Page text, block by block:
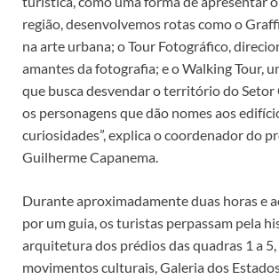
região, desenvolvemos rotas como o
na arte urbana; o Tour Fotográfico,
amantes da fotografia; e o Walking Tour,
que busca desvendar o território do Setor
os personagens que dão nomes aos
curiosidades”, explica o coordenador do
Guilherme Capanema.
Durante aproximadamente duas horas e
por um guia, os turistas perpassam pela
arquitetura dos prédios das quadras 1 a
movimentos culturais, Galeria dos